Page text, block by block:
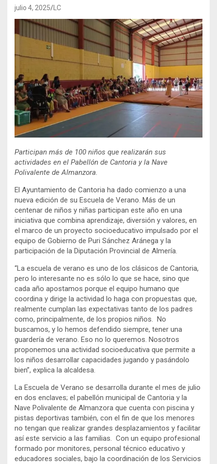
julio 4, 2025 LC
Participan más de 100 niños que realizarán sus
actividades en el Pabellón de Cantoria y la Nave
Polivalente de Almanzora.
El Ayuntamiento de Cantoria ha dado comienzo a una
nueva edición de su Escuela de Verano. Más de un
centenar de niños y niñas participan este año en una
iniciativa que combina aprendizaje, diversión y valores, en
el marco de un proyecto socioeducativo impulsado por el
equipo de Gobierno de Puri Sánchez Aránega y la
participación de la Diputación Provincial de Almería.
“La escuela de verano es uno de los clásicos de Cantoria,
pero lo interesante no es sólo lo que se hace, sino que
cada año apostamos porque el equipo humano que
coordina y dirige la actividad lo haga con propuestas que,
realmente cumplan las expectativas tanto de los padres
como, principalmente, de los propios niños. No
buscamos, y lo hemos defendido siempre, tener una
guardería de verano. Eso no lo queremos. Nosotros
proponemos una actividad socioeducativa que permite a
los niños desarrollar capacidades jugando y pasándolo
bien”, explica la alcaldesa.
La Escuela de Verano se desarrolla durante el mes de julio
en dos enclaves; el pabellón municipal de Cantoria y la
Nave Polivalente de Almanzora que cuenta con piscina y
pistas deportivas también, con el fin de que los menores
no tengan que realizar grandes desplazamientos y facilitar
así este servicio a las familias. Con un equipo profesional
formado por monitores, personal técnico educativo y
educadores sociales, bajo la coordinación de los Servicios